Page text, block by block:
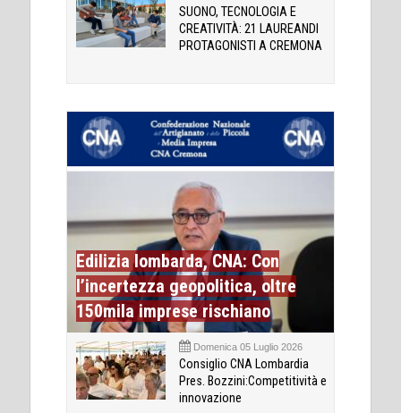
SUONO, TECNOLOGIA E
CREATIVITÀ: 21 LAUREANDI
PROTAGONISTI A CREMONA
Edilizia lombarda, CNA: Con
l’incertezza geopolitica, oltre
150mila imprese rischiano
Domenica 05 Luglio 2026
Consiglio CNA Lombardia
Pres. Bozzini:Competitività e
innovazione